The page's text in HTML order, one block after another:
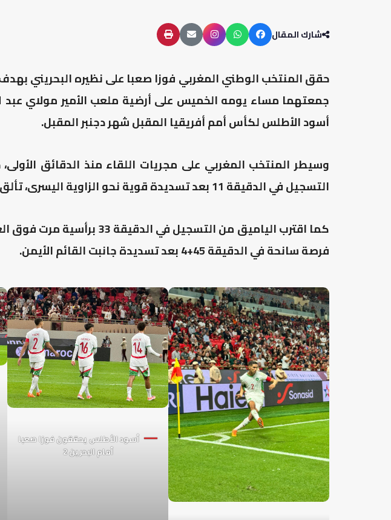
شارك المقال
حقق المنتخب الوطني المغربي فوزا صعبا على نظيره البحريني بهدف
جمعتهما مساء يومه الخميس على أرضية ملعب الأمير مولاي عبد
أسود الأطلس لكأس أمم أفريقيا المقبل شهر دجنبر المقبل.
وسيطر المنتخب المغربي على مجريات اللقاء منذ الدقائق
التسجيل في الدقيقة 11 بعد تسديدة قوية نحو الزاوية اليسرى، تألق الحارس البحريني في إبعادها.
كما اقترب الياميق من التسجيل في
فرصة سانحة في الدقيقة 45+4 بعد تسديدة جانبت القائم الأيمن.
أسود الأطلس يحققون فوزا صعبا
أمام البحرين 2